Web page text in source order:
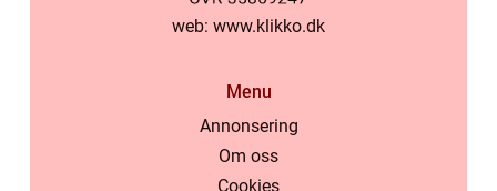
web: www.klikko.dk
Menu
Annonsering
Om oss
Cookies